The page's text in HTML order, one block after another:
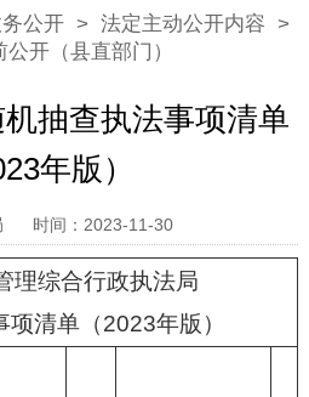
公开> 法定主动公开内容 >
开（县直部门）
抽查执法事项清单
年版）
时间：2023-11-30
理综合行政执法局
清单（2023年版）